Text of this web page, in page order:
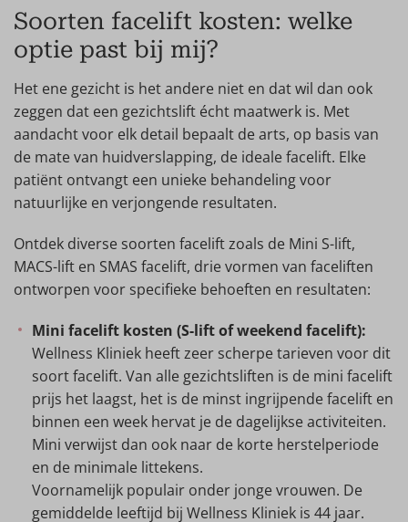
Soorten facelift kosten: welke
optie past bij mij?
Het ene gezicht is het andere niet en dat wil dan ook
zeggen dat een gezichtslift écht maatwerk is. Met
aandacht voor elk detail bepaalt de arts, op basis van
de mate van huidverslapping, de ideale facelift. Elke
patiënt ontvangt een unieke behandeling voor
natuurlijke en verjongende resultaten.
Ontdek diverse soorten facelift zoals de Mini S-lift,
MACS-lift en SMAS facelift, drie vormen van faceliften
ontworpen voor specifieke behoeften en resultaten:
Mini facelift kosten (S-lift of weekend facelift):
Wellness Kliniek heeft zeer scherpe tarieven voor dit
soort facelift. Van alle gezichtsliften is de mini facelift
prijs het laagst, het is de minst ingrijpende facelift en
binnen een week hervat je de dagelijkse activiteiten.
Mini verwijst dan ook naar de korte herstelperiode
en de minimale littekens.
Voornamelijk populair onder jonge vrouwen. De
gemiddelde leeftijd bij Wellness Kliniek is 44 jaar.